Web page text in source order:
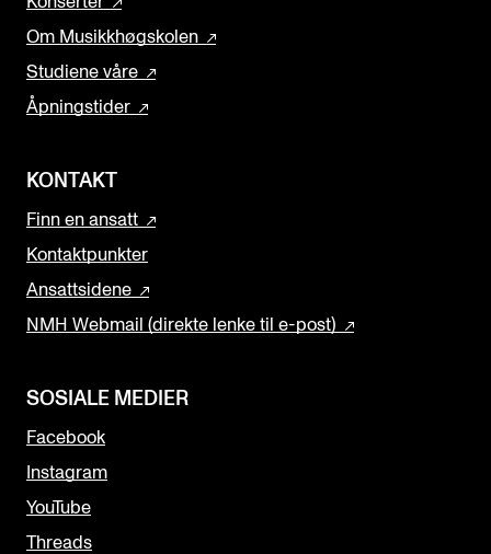
Om Musikkhøgskolen
Studiene våre
Åpningstider
KONTAKT
Finn en ansatt
Kontaktpunkter
Ansattsidene
NMH Webmail (direkte lenke til e-post)
SOSIALE MEDIER
Facebook
Instagram
YouTube
Threads